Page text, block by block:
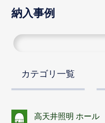
納入事例
カテゴリ一覧
高天井照明 ホール